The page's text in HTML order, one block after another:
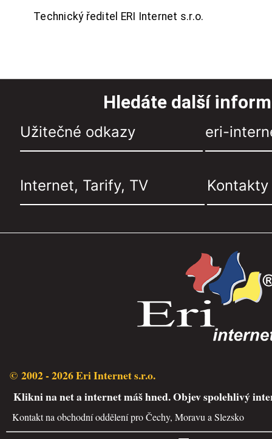
Technický ředitel ERI Internet s.r.o.
Hledáte další
Užitečné odkazy eri-
Internet, Tarify, TV Kontakty
© 2002 - 2026 Eri Internet s.r.o.
Klikni na net a internet máš hned. Objev spolehlivý
Kontakt na obchodní oddělení pro Čechy, Moravu a Slezsko